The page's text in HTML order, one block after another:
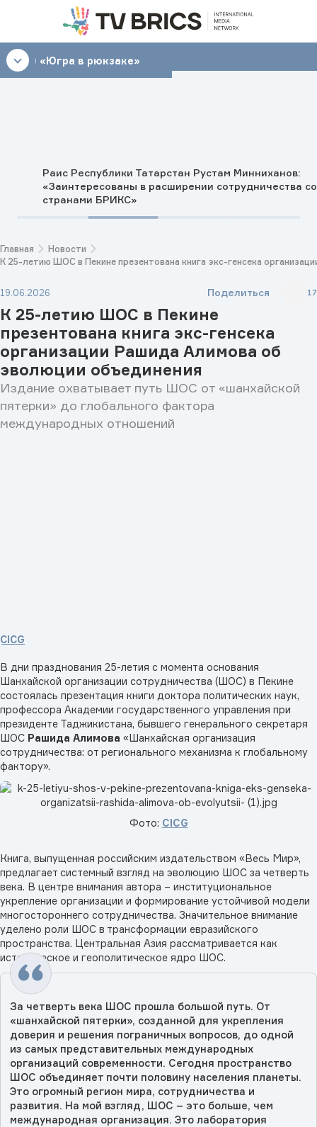
22:00 «Югра в рюкзаке»
Раис Республики Татарстан Рустам Минниханов:
«Заинтересованы в расширении сотрудничества со
странами БРИКС»
Главная
Новости
К 25-летию ШОС в Пекине презентована книга экс-генсека
19.06.2026 Поделиться 17
К 25-летию ШОС в Пекине
презентована книга экс-генсека
организации Рашида Алимова об
эволюции объединения
Издание охватывает путь ШОС от «шанхайской
пятерки» до глобального фактора
международных отношений
CICG
В дни празднования 25-летия с момента основания
Шанхайской организации сотрудничества (ШОС) в Пекине
состоялась презентация книги доктора политических наук,
профессора Академии государственного управления при
президенте Таджикистана, бывшего генерального секретаря
ШОС Рашида Алимова «Шанхайская организация
сотрудничества: от регионального механизма к глобальному
фактору».
Фото: CICG
Книга, выпущенная российским издательством «Весь Мир»,
предлагает системный взгляд на эволюцию ШОС за четверть
века. В центре внимания автора – институциональное
укрепление организации и формирование устойчивой модели
многостороннего сотрудничества. Значительное внимание
уделено роли ШОС в трансформации евразийского
пространства. Центральная Азия рассматривается как
историческое и геополитическое ядро ШОС.
За четверть века ШОС прошла большой путь. От
«шанхайской пятерки», созданной для укрепления
доверия и решения пограничных вопросов, до одной
из самых представительных международных
организаций современности. Сегодня пространство
ШОС объединяет почти половину населения планеты.
Это огромный регион мира, сотрудничества и
развития. На мой взгляд, ШОС – это больше, чем
международная организация. Это лаборатория